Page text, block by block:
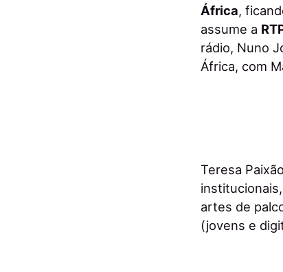
África,
assume a
rádio, Nuno
África, com
Teresa
artes de
(jovens e